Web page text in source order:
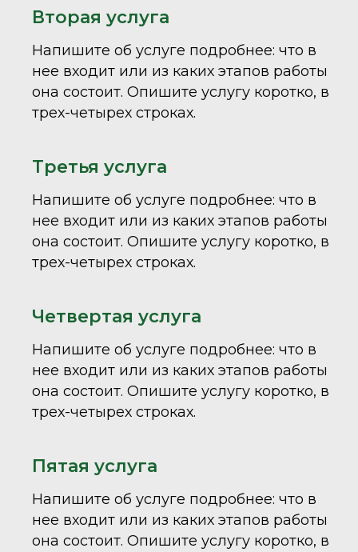
Вторая услуга
Напишите об услуге подробнее: что в
нее входит или из каких этапов работы
она состоит. Опишите услугу коротко, в
трех-четырех строках.
Третья услуга
Напишите об услуге подробнее: что в
нее входит или из каких этапов работы
она состоит. Опишите услугу коротко, в
трех-четырех строках.
Четвертая услуга
Напишите об услуге подробнее: что в
нее входит или из каких этапов работы
она состоит. Опишите услугу коротко, в
трех-четырех строках.
Пятая услуга
Напишите об услуге подробнее: что в
нее входит или из каких этапов работы
она состоит. Опишите услугу коротко, в